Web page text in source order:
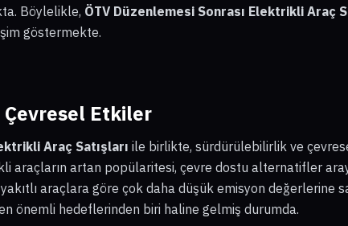
Böylelikle, ÖTV Düzenlemesi Sonrası Elektrikli Araç
göstermekte.
Etkiler
Araç Satışları ile birlikte, sürdürülebilirlik ve
araçların artan popülaritesi, çevre dostu alternatifler
araçlara göre çok daha düşük emisyon değerlerine
önemli hedeflerinden biri haline gelmiş durumda.